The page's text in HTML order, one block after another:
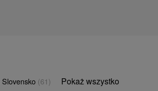
(61) Pokaż wszystko